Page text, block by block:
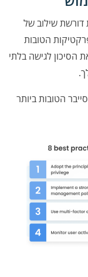
שילוב של
הטובות
הסיכון לגישה בלתי
הטובות ביותר